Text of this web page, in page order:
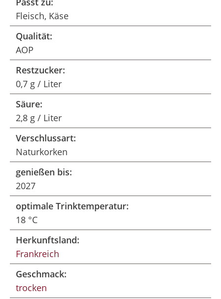
Fleisch, Käse
Qualität:
AOP
Restzucker:
0,7 g / Liter
Säure:
2,8 g / Liter
Verschlussart:
Naturkorken
genießen bis:
2027
optimale Trinktemperatur:
18 °C
Herkunftsland:
Frankreich
Geschmack:
trocken